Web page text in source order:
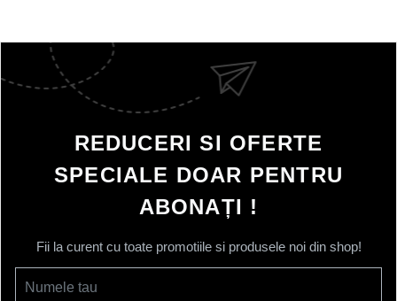
REDUCERI SI OFERTE
SPECIALE DOAR PENTRU
ABONAȚI !
Fii la curent cu toate promotiile si produsele noi din shop!
Numele tau